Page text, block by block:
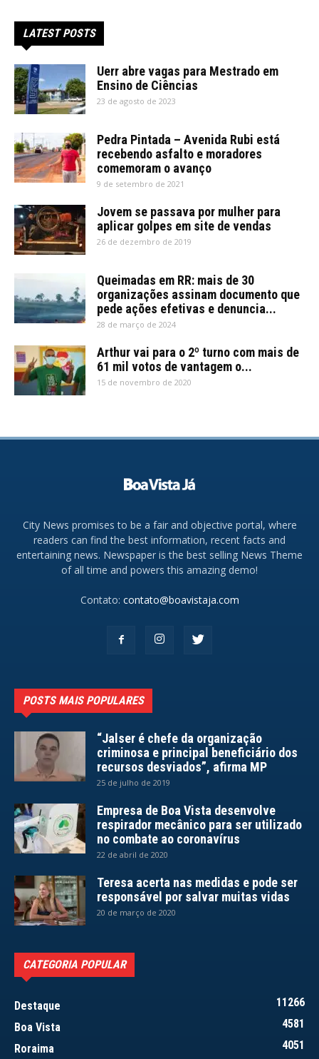
LATEST POSTS
Uerr abre vagas para Mestrado em
Ensino de Ciências
23 de agosto de 2023
Pedra Pintada – Avenida Rubi está
recebendo asfalto e moradores
comemoram o avanço
9 de setembro de 2021
Jovem se passava por mulher para
aplicar golpes em site de vendas
26 de dezembro de 2019
Queimadas em RR: mais de 30
organizações assinam documento que
pede ações efetivas e denuncia...
28 de março de 2024
Arthur vai para o 2º turno com mais de
61 mil votos de vantagem o...
15 de novembro de 2020
City News promises to be a fair and objective portal, where
readers can find the best information, recent facts and
entertaining news. Newspaper is the best selling News Theme
of all time and powers this amazing demo!
Contato: contato@boavistaja.com
POSTS MAIS POPULARES
“Jalser é chefe da organização
criminosa e principal beneficiário dos
recursos desviados”, afirma MP
25 de julho de 2019
Empresa de Boa Vista desenvolve
respirador mecânico para ser utilizado
no combate ao coronavírus
22 de abril de 2020
Teresa acerta nas medidas e pode ser
responsável por salvar muitas vidas
20 de março de 2020
CATEGORIA POPULAR
Destaque
11266
Boa Vista
4581
Roraima
4051